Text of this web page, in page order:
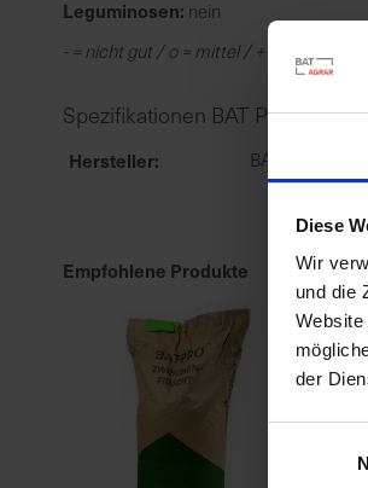
Diese
Wir
und die
der
Leguminosen: nein
- = nicht gut / o = mittel / + = gut / ++
Spezifikationen BAT Pro Mais
Hersteller BAT Agrar
Empfohlene Produkte